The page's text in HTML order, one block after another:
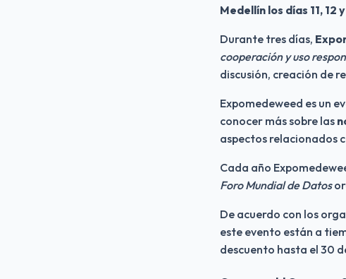
Medellín los días 11, 12
Durante tres días,
cooperación y uso
discusión, creación de
Expomedeweed es un
conocer más sobre las
aspectos relacionados
Foro Mundial de Datos
De acuerdo con los
este evento están a
descuento hasta el 30